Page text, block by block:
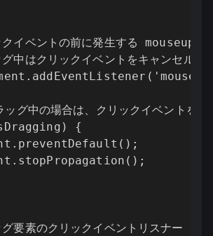
イベントの前に発生する mouseup
中はクリックイベントをキャンセルす
グ中の場合は、クリックイベントをキ
{
要素のクリックイベントリスナー